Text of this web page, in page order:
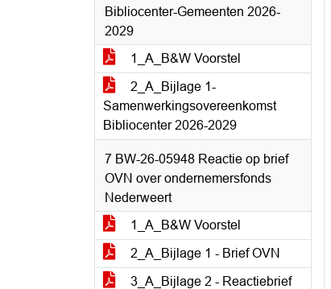
Bibliocenter-Gemeenten 2026-
2029
1_A_B&W Voorstel
2_A_Bijlage 1-
Samenwerkingsovereenkomst
Bibliocenter 2026-2029
7 BW-26-05948 Reactie op brief
OVN over ondernemersfonds
Nederweert
1_A_B&W Voorstel
2_A_Bijlage 1 - Brief OVN
3_A_Bijlage 2 - Reactiebrief